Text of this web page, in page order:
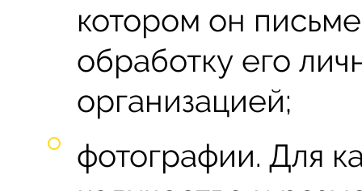
котором он
обработку его
организацией;
фотографии. Для